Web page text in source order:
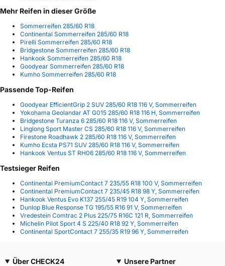
Mehr Reifen in dieser Größe
Sommerreifen 285/60 R18
Continental Sommerreifen 285/60 R18
Pirelli Sommerreifen 285/60 R18
Bridgestone Sommerreifen 285/60 R18
Hankook Sommerreifen 285/60 R18
Goodyear Sommerreifen 285/60 R18
Kumho Sommerreifen 285/60 R18
Passende Top-Reifen
Goodyear EfficientGrip 2 SUV 285/60 R18 116 V, Sommerreifen
Yokohama Geolandar AT G015 285/60 R18 116 H, Sommerreifen
Bridgestone Turanza 6 285/60 R18 116 V, Sommerreifen
Linglong Sport Master CS 285/60 R18 116 V, Sommerreifen
Firestone Roadhawk 2 285/60 R18 116 V, Sommerreifen
Kumho Ecsta PS71 SUV 285/60 R18 116 V, Sommerreifen
Hankook Ventus ST RH06 285/60 R18 116 V, Sommerreifen
Testsieger Reifen
Continental PremiumContact 7 235/55 R18 100 V, Sommerreifen
Continental PremiumContact 7 235/45 R18 98 Y, Sommerreifen
Hankook Ventus Evo K137 255/45 R19 104 Y, Sommerreifen
Dunlop Blue Response TG 195/55 R16 91 V, Sommerreifen
Vredestein Comtrac 2 Plus 225/75 R16C 121 R, Sommerreifen
Michelin Pilot Sport 4 S 225/40 R18 92 Y, Sommerreifen
Continental SportContact 7 255/35 R19 96 Y, Sommerreifen
Über CHECK24
Unsere Partner